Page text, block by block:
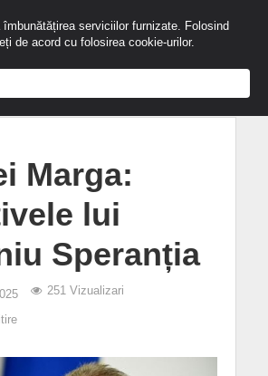
Marga:
lui
Speranția
251 Vizualizari
serviciilor furnizate. Folosind
de acord cu folosirea cookie-urilor.